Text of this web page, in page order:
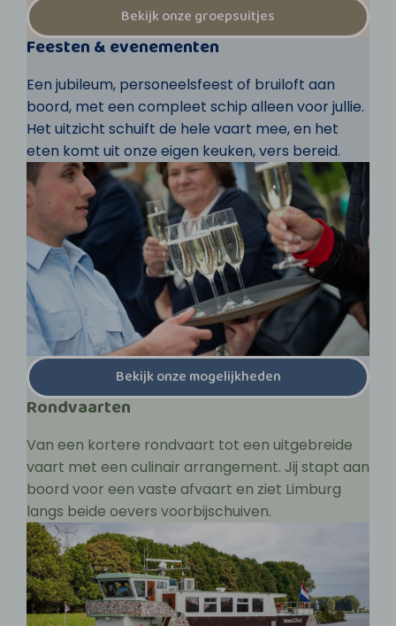
Bekijk onze groepsuitjes
Feesten & evenementen
Een jubileum, personeelsfeest of bruiloft aan
boord, met een compleet schip alleen voor jullie.
Het uitzicht schuift de hele vaart mee, en het
eten komt uit onze eigen keuken, vers bereid.
Bekijk onze mogelijkheden
Rondvaarten
Van een kortere rondvaart tot een uitgebreide
vaart met een culinair arrangement. Jij stapt aan
boord voor een vaste afvaart en ziet Limburg
langs beide oevers voorbijschuiven.